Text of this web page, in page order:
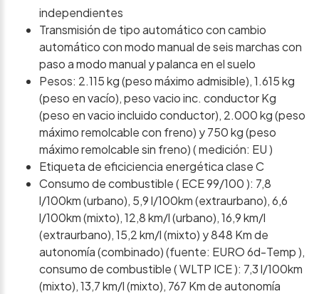
independientes
Transmisión de tipo automático con cambio
automático con modo manual de seis marchas con
paso a modo manual y palanca en el suelo
Pesos: 2.115 kg (peso máximo admisible), 1.615 kg
(peso en vacío), peso vacio inc. conductor Kg
(peso en vacio incluido conductor), 2.000 kg (peso
máximo remolcable con freno) y 750 kg (peso
máximo remolcable sin freno) ( medición: EU )
Etiqueta de eficiciencia energética clase C
Consumo de combustible ( ECE 99/100 ): 7,8
l/100km (urbano), 5,9 l/100km (extraurbano), 6,6
l/100km (mixto), 12,8 km/l (urbano), 16,9 km/l
(extraurbano), 15,2 km/l (mixto) y 848 Km de
autonomía (combinado) (fuente: EURO 6d-Temp ),
consumo de combustible ( WLTP ICE ): 7,3 l/100km
(mixto), 13,7 km/l (mixto), 767 Km de autonomía